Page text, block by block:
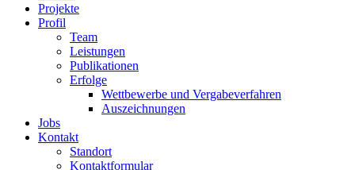
Projekte
Profil
Team
Leistungen
Publikationen
Erfolge
Wettbewerbe und Vergabeverfahren
Auszeichnungen
Jobs
Kontakt
Standort
Kontaktformular